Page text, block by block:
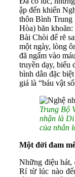
ập đến khiến
thôn Bình
Hòa) băn
Bài Chòi để rẽ
một ngày, lòng
đã ngấm vào
truyền dạy, biểu
bình dân đặc
giá là “báu vật
Trung Bộ
nhận là Di
của nhân
Một đời đam
Những điệu hát,
Rí từ lúc nào